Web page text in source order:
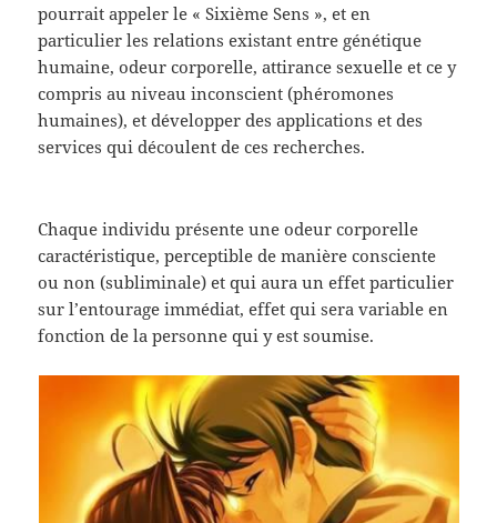
pourrait appeler le « Sixième Sens », et en
particulier les relations existant entre génétique
humaine, odeur corporelle, attirance sexuelle et ce y
compris au niveau inconscient (phéromones
humaines), et développer des applications et des
services qui découlent de ces recherches.
Chaque individu présente une odeur corporelle
caractéristique, perceptible de manière consciente
ou non (subliminale) et qui aura un effet particulier
sur l’entourage immédiat, effet qui sera variable en
fonction de la personne qui y est soumise.